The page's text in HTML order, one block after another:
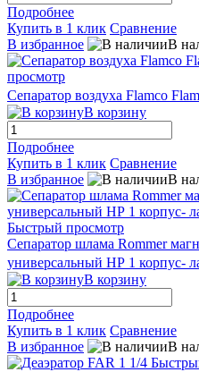
Подробнее
Купить в 1 клик Сравнение
В избранное
В
просмотр
Сепаратор воздуха Flamco
В корзину
Подробнее
Купить в 1 клик Сравнение
В избранное
В
Быстрый просмотр
Сепаратор шлама Rommer
универсальный НР 1 корпус-
В корзину
Подробнее
Купить в 1 клик Сравнение
В избранное
В